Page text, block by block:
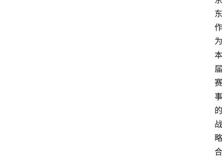
东
作
为
本
届
赛
事
的
战
略
合